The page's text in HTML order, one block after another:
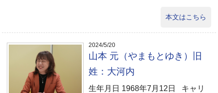
本文はこちら
2024/5/20
山本 元（やまもとゆき）旧
姓：大河内
生年月日 1968年7月12日 キャリ